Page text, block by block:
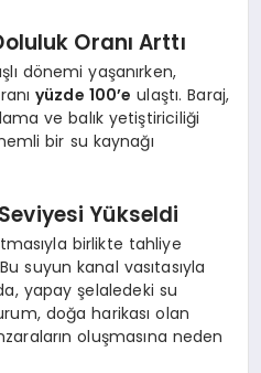
Oranı Arttı
dönemi yaşanırken,
yüzde 100’e ulaştı. Baraj,
ve balık yetiştiriciliği
bir su kaynağı
Yükseldi
birlikte tahliye
suyun kanal vasıtasıyla
yapay şelaledeki su
doğa harikası olan
oluşmasına neden